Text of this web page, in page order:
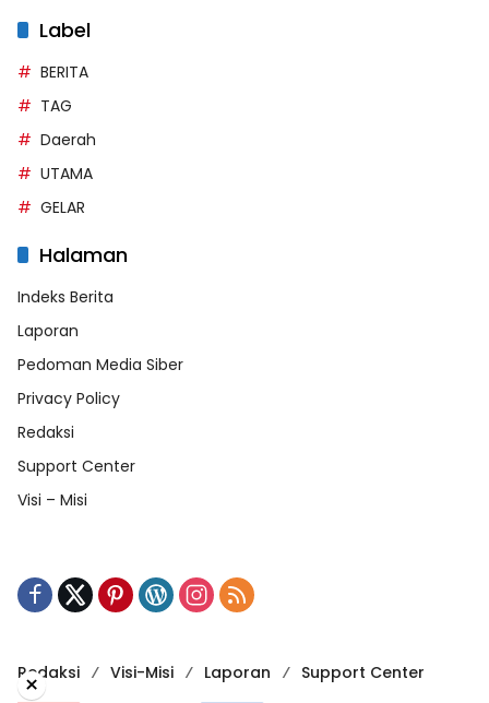
Label
BERITA
TAG
Daerah
UTAMA
GELAR
Halaman
Indeks Berita
Laporan
Pedoman Media Siber
Privacy Policy
Redaksi
Support Center
Visi – Misi
Redaksi Visi-Misi Laporan
Support Center
×